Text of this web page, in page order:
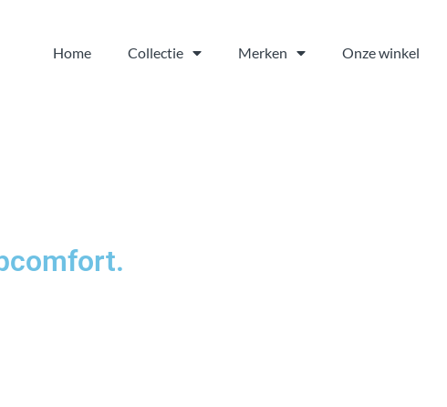
Home Collectie Merken Onze winkel